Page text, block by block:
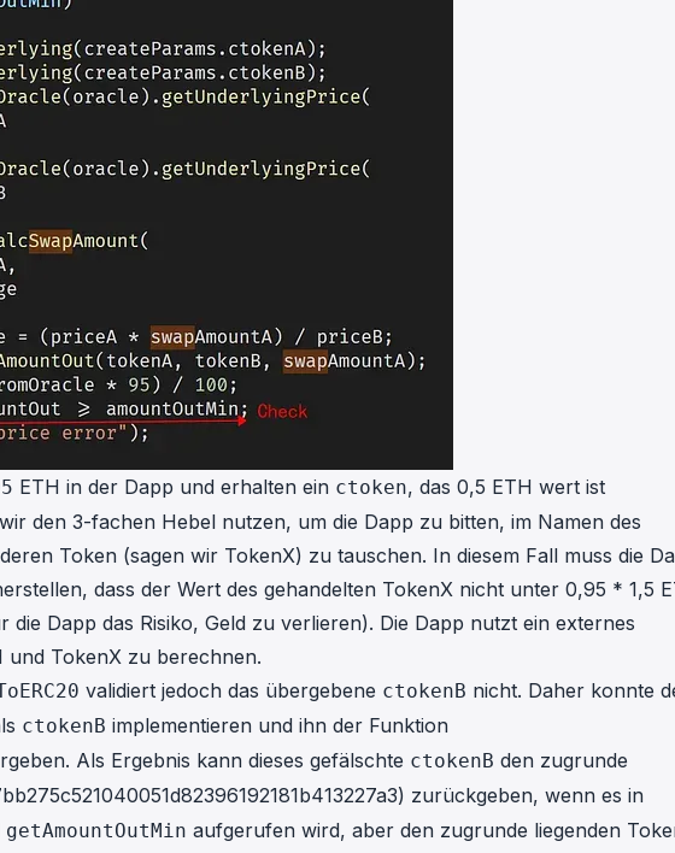
ETH in der Dapp und erhalten ein ctoken, das 0,5 ETH wert ist
den 3-fachen Hebel nutzen, um die Dapp zu bitten, im Namen des
Token (sagen wir TokenX) zu tauschen. In diesem Fall muss die
dass der Wert des gehandelten TokenX nicht unter 0,95 * 1,5
Dapp das Risiko, Geld zu verlieren). Die Dapp nutzt ein externes
und TokenX zu berechnen.
validiert jedoch das übergebene ctokenB nicht. Daher konnte
ctokenB implementieren und ihn der Funktion
Als Ergebnis kann dieses gefälschte ctokenB den zugrunde
zurückgeben, wenn es in
getAmountOutMin aufgerufen wird, aber den zugrunde liegenden